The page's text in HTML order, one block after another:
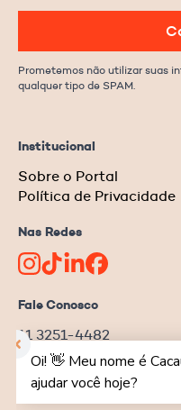
Institucional
Sobre o Portal
Política de Privacidade
Nas Redes
Fale Conosco
11 3251-4482
Rua Manoel da
Bela Vista | São
Prometemos não utilizar suas
qualquer tipo de SPAM.